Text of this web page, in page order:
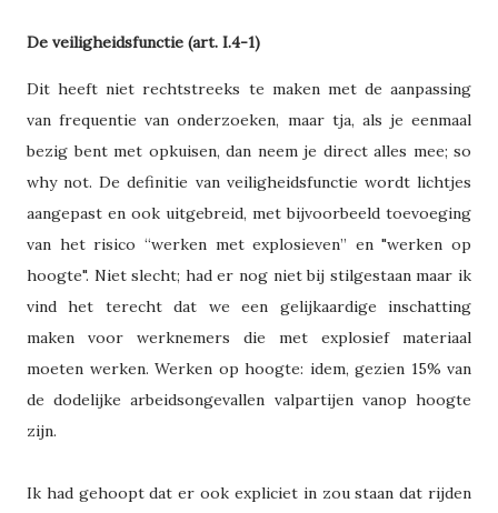
De veiligheidsfunctie (art. I.4-1)
Dit heeft niet rechtstreeks te maken met de aanpassing
van frequentie van onderzoeken, maar tja, als je eenmaal
bezig bent met opkuisen, dan neem je direct alles mee; so
why not. De definitie van veiligheidsfunctie wordt lichtjes
aangepast en ook uitgebreid, met bijvoorbeeld toevoeging
van het risico “werken met explosieven” en "werken op
hoogte". Niet slecht; had er nog niet bij stilgestaan maar ik
vind het terecht dat we een gelijkaardige inschatting
maken voor werknemers die met explosief materiaal
moeten werken. Werken op hoogte: idem, gezien 15% van
de dodelijke arbeidsongevallen valpartijen vanop hoogte
zijn.
Ik had gehoopt dat er ook expliciet in zou staan dat rijden